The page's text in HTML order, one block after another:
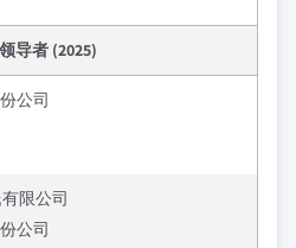
导者 (2025)
公司
限公司
公司